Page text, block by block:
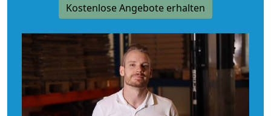
Kostenlose Angebote erhalten